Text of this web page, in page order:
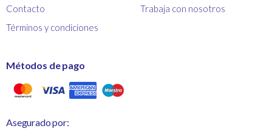
Contacto
Términos y condiciones
Trabaja con nosotros
Métodos de pago
Asegurado por: